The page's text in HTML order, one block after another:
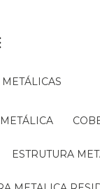
METÁLICAS
ESTRUTURA